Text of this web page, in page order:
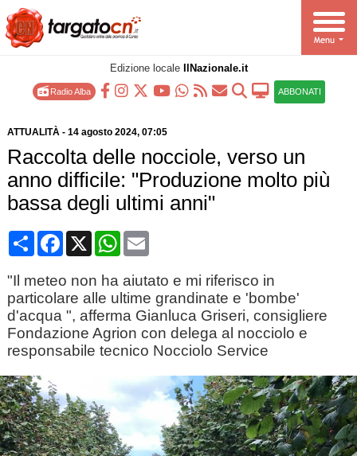
Edizione locale IlNazionale.it
Radio Alba ABBONATI
ATTUALITÀ- 14 agosto 2024, 07:05
Raccolta delle nocciole, verso un
anno difficile: "Produzione molto più
bassa degli ultimi anni"
CondividiFacebook
X WhatsApp
Email
"Il meteo non ha aiutato e mi riferisco in
particolare alle ultime grandinate e 'bombe'
d'acqua ", afferma Gianluca Griseri, consigliere
Fondazione Agrion con delega al nocciolo e
responsabile tecnico Nocciolo Service